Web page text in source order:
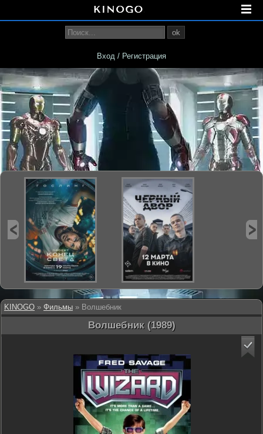
KINOGO » Фильмы » Волшебник
Волшебник (1989)
ok
Вход / Регистрация